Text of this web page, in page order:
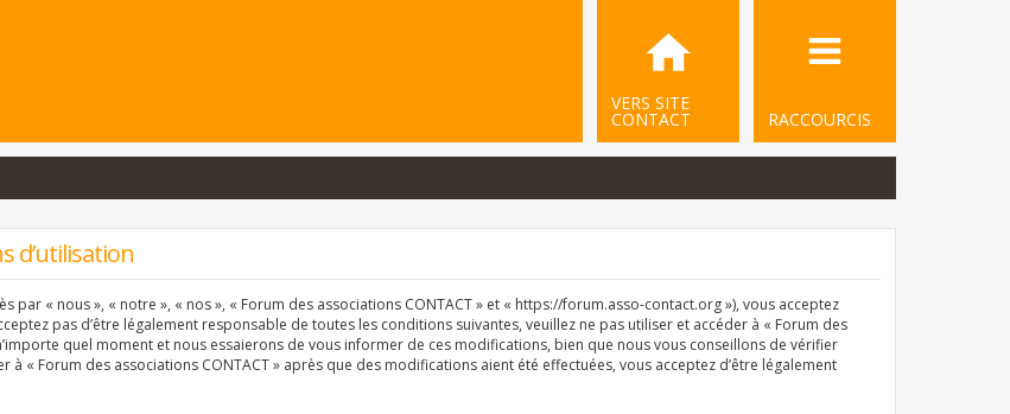
RACCOURCIS
VERS SITE
CONTACT
d’utilisation
par « nous », « notre », « nos », « Forum des associations CONTACT » et « https://forum.asso-contact.org »), vous acceptez
pas d’être légalement responsable de toutes les conditions suivantes, veuillez ne pas utiliser et accéder à « Forum des
quel moment et nous essaierons de vous informer de ces modifications, bien que nous vous conseillons de vérifier
« Forum des associations CONTACT » après que des modifications aient été effectuées, vous acceptez d’être légalement